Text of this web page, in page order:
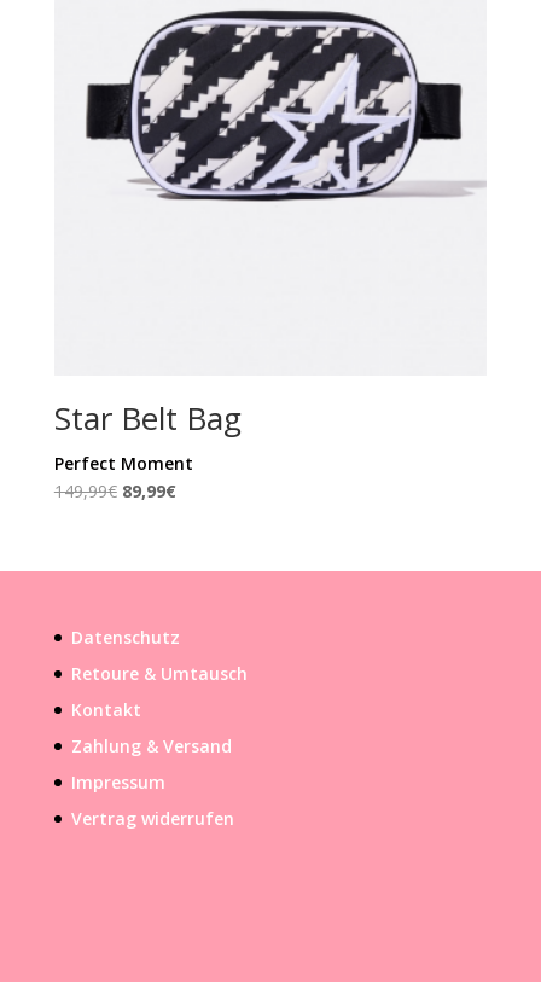
Star Belt Bag
Perfect Moment
149,99€ Ursprünglicher
149,99€
89,99€Aktueller
89,99€.
Datenschutz
Retoure & Umtausch
Kontakt
Zahlung & Versand
Impressum
Vertrag widerrufen